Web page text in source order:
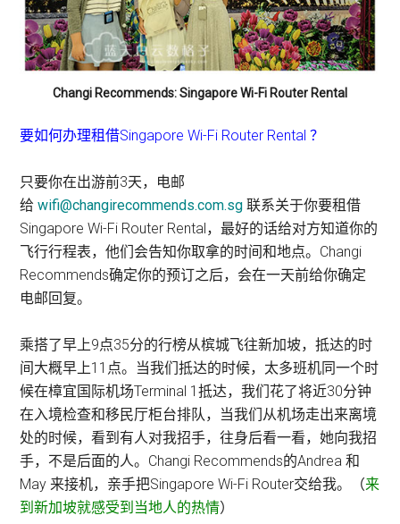
Changi Recommends: Singapore Wi-Fi Router Rental
要如何办理租借Singapore Wi-Fi Router Rental ？
只要你在出游前3天，电邮
给wifi@changirecommends.com.sg 联系关于你要租借
Singapore Wi-Fi Router Rental，最好的话给对方知道你的
飞行行程表，他们会告知你取拿的时间和地点。Changi
Recommends确定你的预订之后，会在一天前给你确定
电邮回复。
乘搭了早上9点35分的行榜从槟城飞往新加坡，抵达的时
间大概早上11点。当我们抵达的时候，太多班机同一个时
候在樟宜国际机场Terminal 1抵达，我们花了将近30分钟
在入境检查和移民厅柜台排队，当我们从机场走出来离境
处的时候，看到有人对我招手，往身后看一看，她向我招
手，不是后面的人。Changi Recommends的Andrea 和
May 来接机，亲手把Singapore Wi-Fi Router交给我。（来
到新加坡就感受到当地人的热情）